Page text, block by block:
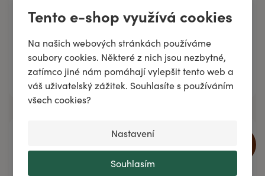
Tento e-shop využívá cookies
Na našich webových stránkách používáme
soubory cookies. Některé z nich jsou nezbytné,
zatímco jiné nám pomáhají vylepšit tento web a
váš uživatelský zážitek. Souhlasíte s používáním
všech cookies?
Nastavení
Souhlasím
proti hmyzákům
Přidat do košíku